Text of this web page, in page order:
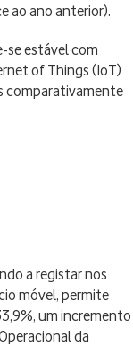
ao ano anterior).
se estável com
of Things (IoT)
comparativamente
a registar nos
móvel, permite
um incremento
da